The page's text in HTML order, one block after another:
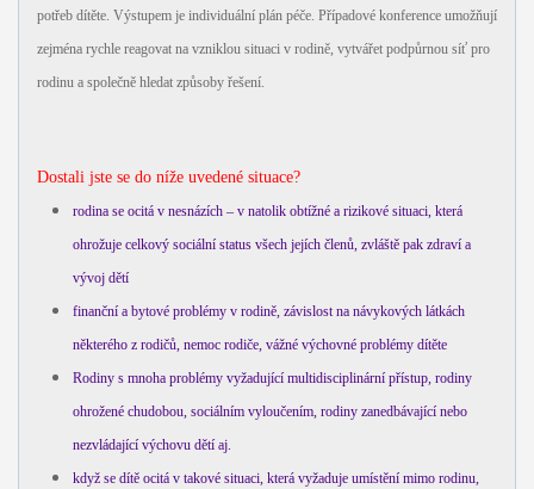
potřeb dítěte. Výstupem je individuální plán péče. Případové konference umožňují
zejména rychle reagovat na vzniklou situaci v rodině, vytvářet podpůrnou síť pro
rodinu a společně hledat způsoby řešení.
Dostali jste se do níže uvedené situace?
rodina se ocitá v nesnázích – v natolik obtížné a rizikové situaci, která
ohrožuje celkový sociální status všech jejích členů, zvláště pak zdraví a
vývoj dětí
finanční a bytové problémy v rodině, závislost na návykových látkách
některého z rodičů, nemoc rodiče, vážné výchovné problémy dítěte
Rodiny s mnoha problémy vyžadující multidisciplinární přístup, rodiny
ohrožené chudobou, sociálním vyloučením, rodiny zanedbávající nebo
nezvládající výchovu dětí aj.
když se dítě ocitá v takové situaci, která vyžaduje umístění mimo rodinu,